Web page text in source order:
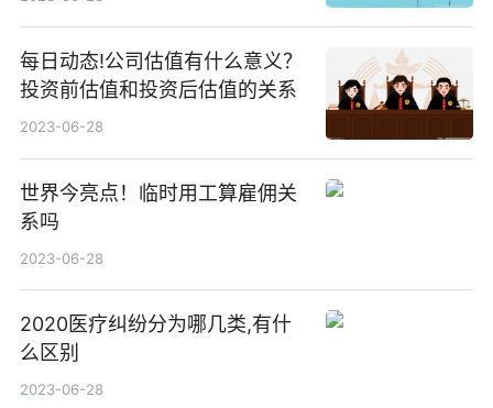
每日动态!公司估值有什么意义？
投资前估值和投资后估值的关系
2023-06-28
世界今亮点！临时用工算雇佣关
系吗
2023-06-28
2020医疗纠纷分为哪几类,有什
么区别
2023-06-28